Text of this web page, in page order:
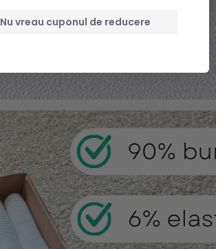
Nu vreau cuponul de reducere